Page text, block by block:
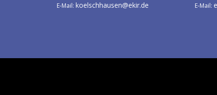
E-Mail: koelschhausen@ekir.de
E-Mail: